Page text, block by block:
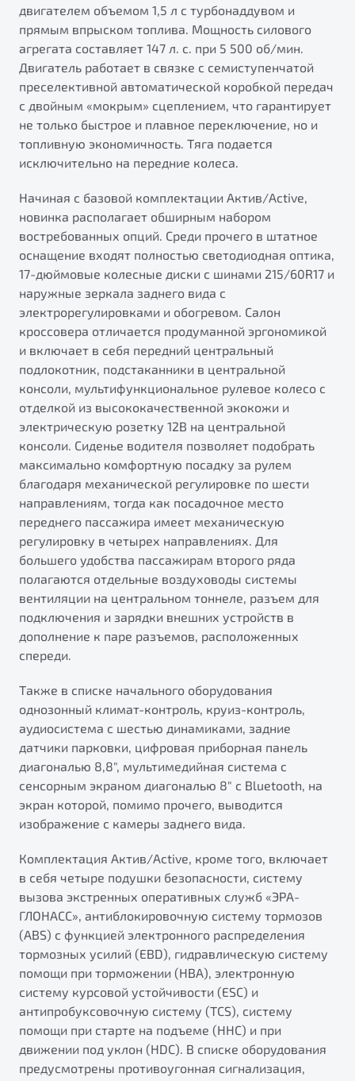
двигателем объемом 1,5 л с турбонаддувом и
прямым впрыском топлива. Мощность силового
агрегата составляет 147 л. с. при 5 500 об/мин.
Двигатель работает в связке с семиступенчатой
преселективной автоматической коробкой передач
с двойным «мокрым» сцеплением, что гарантирует
не только быстрое и плавное переключение, но и
топливную экономичность. Тяга подается
исключительно на передние колеса.
Начиная с базовой комплектации Актив/Active,
новинка располагает обширным набором
востребованных опций. Среди прочего в штатное
оснащение входят полностью светодиодная оптика,
17-дюймовые колесные диски с шинами 215/60R17 и
наружные зеркала заднего вида с
электрорегулировками и обогревом. Салон
кроссовера отличается продуманной эргономикой
и включает в себя передний центральный
подлокотник, подстаканники в центральной
консоли, мультифункциональное рулевое колесо с
отделкой из высококачественной экокожи и
электрическую розетку 12В на центральной
консоли. Сиденье водителя позволяет подобрать
максимально комфортную посадку за рулем
благодаря механической регулировке по шести
направлениям, тогда как посадочное место
переднего пассажира имеет механическую
регулировку в четырех направлениях. Для
большего удобства пассажирам второго ряда
полагаются отдельные воздуховоды системы
вентиляции на центральном тоннеле, разъем для
подключения и зарядки внешних устройств в
дополнение к паре разъемов, расположенных
спереди.
Также в списке начального оборудования
однозонный климат-контроль, круиз-контроль,
аудиосистема с шестью динамиками, задние
датчики парковки, цифровая приборная панель
диагональю 8,8", мультимедийная система с
сенсорным экраном диагональю 8" с Bluetooth, на
экран которой, помимо прочего, выводится
изображение с камеры заднего вида.
Комплектация Актив/Active, кроме того, включает
в себя четыре подушки безопасности, систему
вызова экстренных оперативных служб «ЭРА-
ГЛОНАСС», антиблокировочную систему тормозов
(ABS) с функцией электронного распределения
тормозных усилий (EBD), гидравлическую систему
помощи при торможении (HBA), электронную
систему курсовой устойчивости (ESС) и
антипробуксовочную систему (TCS), систему
помощи при старте на подъеме (HHC) и при
движении под уклон (HDC). В списке оборудования
предусмотрены противоугонная сигнализация,